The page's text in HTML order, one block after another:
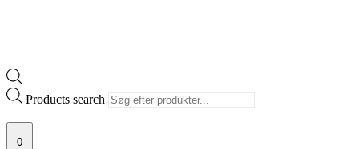
Products search
0